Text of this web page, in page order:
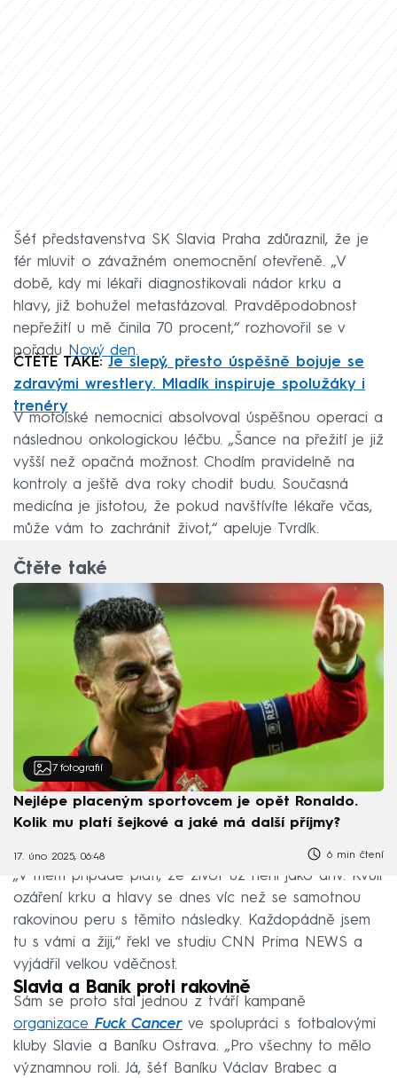
Šéf představenstva SK Slavia Praha zdůraznil, že je
fér mluvit o závažném onemocnění otevřeně. „V
době, kdy mi lékaři diagnostikovali nádor krku a
hlavy, již bohužel metastázoval. Pravděpodobnost
nepřežití u mě činila 70 procent,“ rozhovořil se v
pořadu
Nový den.
ČTĚTE TAKÉ: Je slepý, přesto úspěšně bojuje se
zdravými wrestlery. Mladík inspiruje spolužáky i
trenéry
V motolské nemocnici absolvoval úspěšnou operaci a
následnou onkologickou léčbu. „Šance na přežití je již
vyšší než opačná možnost. Chodím pravidelně na
kontroly a ještě dva roky chodit budu. Současná
medicína je jistotou, že pokud navštívíte lékaře včas,
může vám to zachránit život,“ apeluje Tvrdík.
Čtěte také
7 fotografií
Nejlépe placeným sportovcem je opět Ronaldo.
Kolik mu platí šejkové a jaké má další příjmy?
17. úno 2025, 06:48 6 min čtení
„V mém případě platí, že život už není jako dřív. Kvůli
ozáření krku a hlavy se dnes víc než se samotnou
rakovinou peru s těmito následky. Každopádně jsem
tu s vámi a žiji,“ řekl ve studiu CNN Prima NEWS a
vyjádřil velkou vděčnost.
Slavia a Baník proti rakovině
Sám se proto stal jednou z tváří kampaně
organizace Fuck Cancer ve spolupráci s fotbalovými
kluby Slavie a Baníku Ostrava. „Pro všechny to mělo
významnou roli. Já, šéf Baníku Václav Brabec a